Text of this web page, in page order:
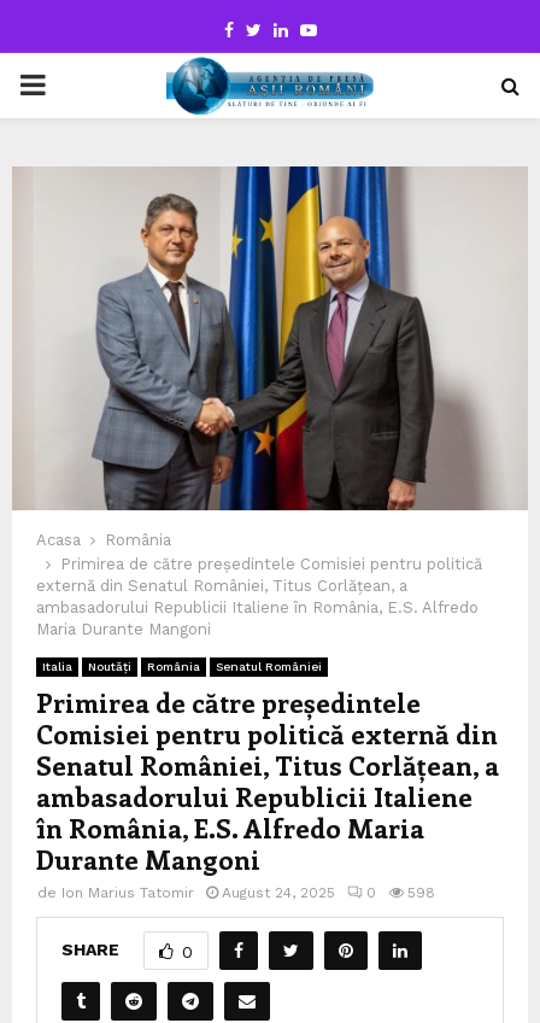
Facebook
TwitterLinkedinYoutube
PRIMARY
Acasa
România
Primirea de către președintele Comisiei pentru politică
externă din Senatul României, Titus Corlățean, a
ambasadorului Republicii Italiene în România, E.S. Alfredo
Maria Durante Mangoni
Italia Noutăți România Senatul României
Primirea de către președintele
Comisiei pentru politică externă din
Senatul României, Titus Corlățean, a
ambasadorului Republicii Italiene
în România, E.S. Alfredo Maria
Durante Mangoni
de Ion Marius Tatomir August 24, 2025 0 598
SHARE 0